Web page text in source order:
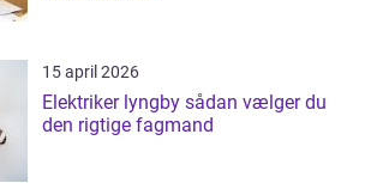
15 april 2026
Elektriker lyngby sådan vælger du
den rigtige fagmand